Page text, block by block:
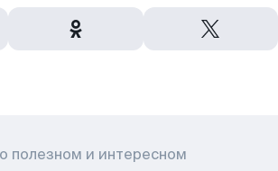
полезном и интересном